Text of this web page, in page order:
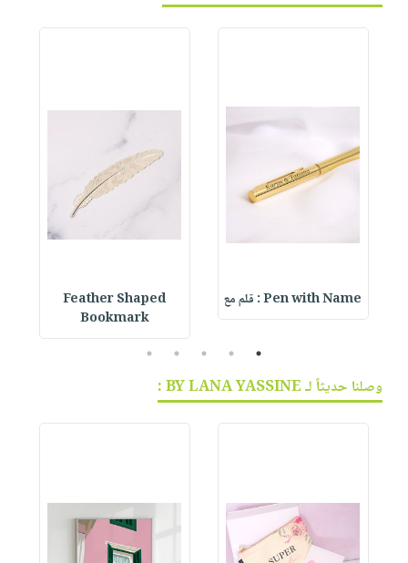
Pen with Name : قلم مع
Feather Shaped
Bookmark
1
2
3
4
5
وصلنا حديثاً لـ BY LANA YASSINE :